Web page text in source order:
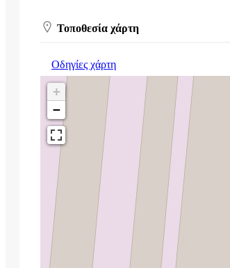
Τοποθεσία χάρτη
Οδηγίες χάρτη
+
−